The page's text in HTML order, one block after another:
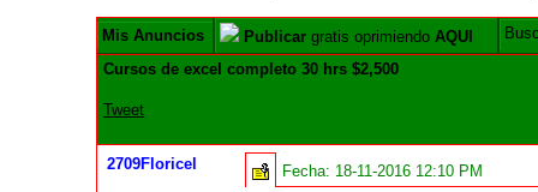
Mis Anuncios Publicar gratis oprimiendoAQUI
Cursos de excel completo 30 hrs $2,500
Tweet
2709Floricel Fecha: 18-11-2016 12:10 PM